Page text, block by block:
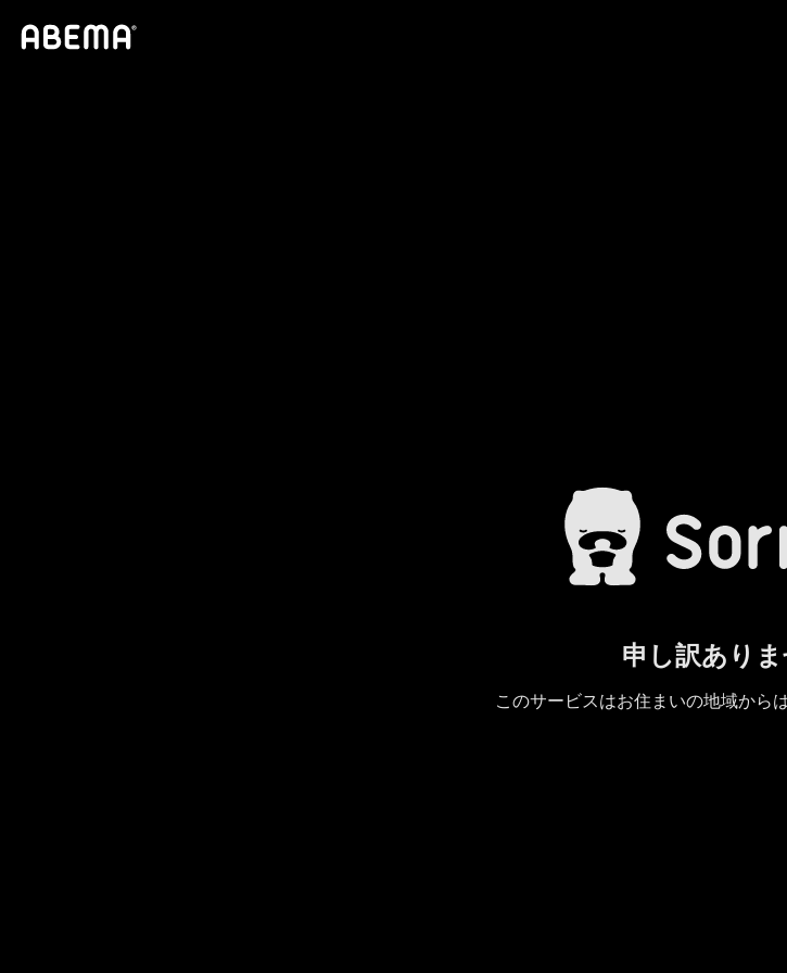
申し訳あり
このサービスはお住まいの地域から